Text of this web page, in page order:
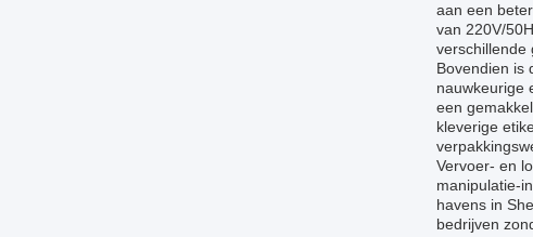
aan een
van 220V/
verschillende
Bovendien is
nauwkeurige
een
kleverige
Vervoer- en
manipulatie-
havens in
bedrijven